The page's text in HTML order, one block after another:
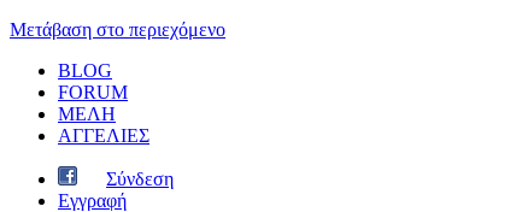
Μετάβαση στο περιεχόμενο
BLOG
FORUM
ΜΕΛΗ
ΑΓΓΕΛΙΕΣ
Σύνδεση
Εγγραφή